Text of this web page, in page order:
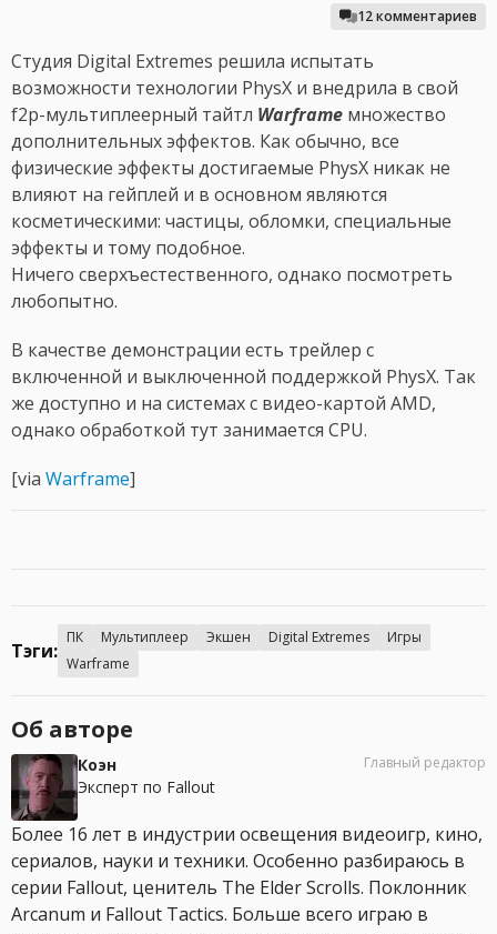
12 комментариев
Студия Digital Extremes решила испытать
возможности технологии PhysX и внедрила в свой
f2p-мультиплеерный тайтл Warframe множество
дополнительных эффектов. Как обычно, все
физические эффекты достигаемые PhysX никак не
влияют на гейплей и в основном являются
косметическими: частицы, обломки, специальные
эффекты и тому подобное.
Ничего сверхъестественного, однако посмотреть
любопытно.
В качестве демонстрации есть трейлер с
включенной и выключенной поддержкой PhysX. Так
же доступно и на системах с видео-картой AMD,
однако обработкой тут занимается CPU.
[via Warframe]
Тэги:
ПК Мультиплеер Экшен Digital Extremes
Игры
Warframe
Об авторе
Коэн
Эксперт по Fallout
Главный редактор
Более 16 лет в индустрии освещения видеоигр, кино,
сериалов, науки и техники. Особенно разбираюсь в
серии Fallout, ценитель The Elder Scrolls. Поклонник
Arcanum и Fallout Tactics. Больше всего играю в